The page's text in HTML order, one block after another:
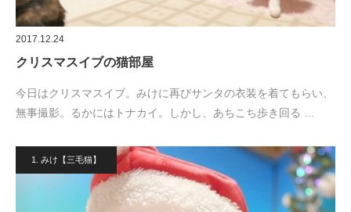
2017.12.24
クリスマスイブの猫部屋
今日はクリスマスイブ。みけに再びサンタの衣装を着てもらい、
無事撮影。るかにはトナカイ。しかし、あちこち歩き回る …
1. みけ【三毛猫】